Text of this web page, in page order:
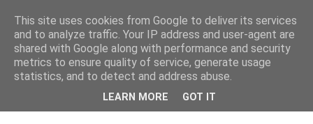
This site uses cookies from Google to deliver its services
and to analyze traffic. Your IP address and user-agent are
shared with Google along with performance and security
metrics to ensure quality of service, generate usage
statistics, and to detect and address abuse.
LEARN MORE GOT IT